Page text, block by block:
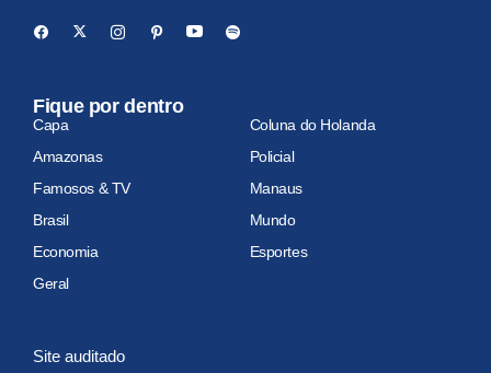
Fique por dentro
Capa
Coluna do Holanda
Amazonas
Policial
Famosos & TV
Manaus
Brasil
Mundo
Economia
Esportes
Geral
Site auditado